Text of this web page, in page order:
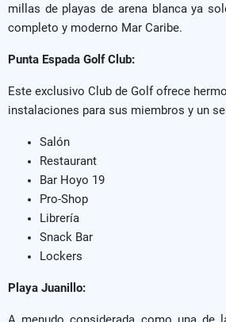
millas de playas de arena blanca ya
completo y moderno Mar Caribe.
Punta Espada Golf Club:
Este exclusivo Club de Golf ofrece
instalaciones para sus miembros y un
Salón
Restaurant
Bar Hoyo 19
Pro-Shop
Librería
Snack Bar
Lockers
Playa Juanillo: